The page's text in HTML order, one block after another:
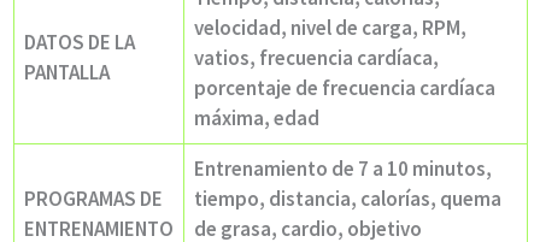
DATOS DE LA
PANTALLA
velocidad, nivel de carga, RPM,
vatios, frecuencia cardíaca,
porcentaje de frecuencia cardíaca
máxima, edad
PROGRAMAS DE
ENTRENAMIENTO
Entrenamiento de 7 a 10 minutos,
tiempo, distancia, calorías, quema
de grasa, cardio, objetivo